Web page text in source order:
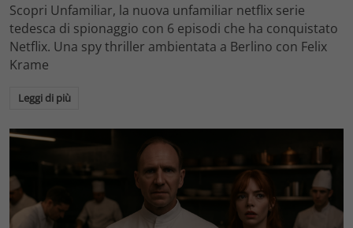
Scopri Unfamiliar, la nuova unfamiliar netflix serie
tedesca di spionaggio con 6 episodi che ha conquistato
Netflix. Una spy thriller ambientata a Berlino con Felix
Krame
Leggi di più